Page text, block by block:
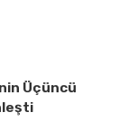
Üçüncü